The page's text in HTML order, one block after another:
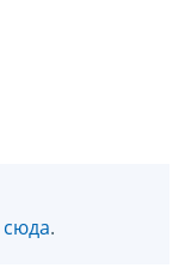
сюда.